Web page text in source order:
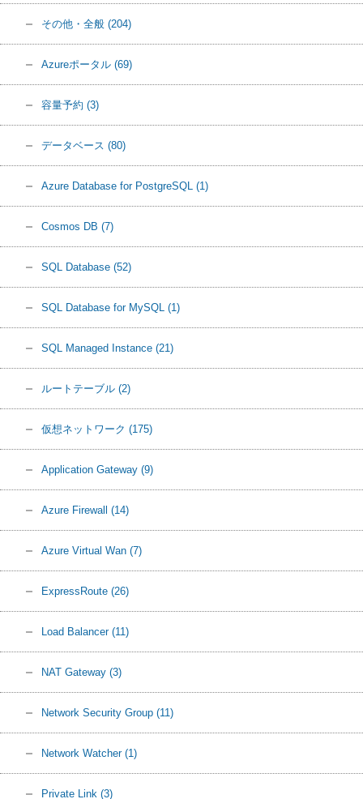
その他・全般 (204)
Azureポータル (69)
容量予約 (3)
データベース (80)
Azure Database for PostgreSQL (1)
Cosmos DB (7)
SQL Database (52)
SQL Database for MySQL (1)
SQL Managed Instance (21)
ルートテーブル (2)
仮想ネットワーク (175)
Application Gateway (9)
Azure Firewall (14)
Azure Virtual Wan (7)
ExpressRoute (26)
Load Balancer (11)
NAT Gateway (3)
Network Security Group (11)
Network Watcher (1)
Private Link (3)